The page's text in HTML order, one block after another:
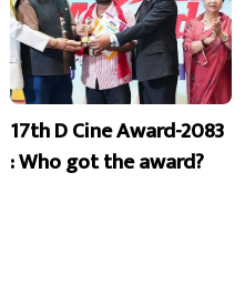
17th D Cine Award-2083
: Who got the award?